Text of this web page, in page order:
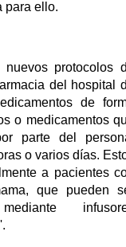
para ello.
protocolos
del hospital
de
o medicamentos
parte del
o varios días.
a pacientes
que pueden